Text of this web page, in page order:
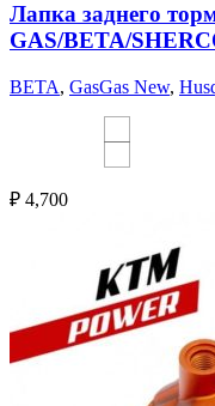
Лапка заднего
GAS/BETA/
BETA, GasGas New,
₽ 4,700